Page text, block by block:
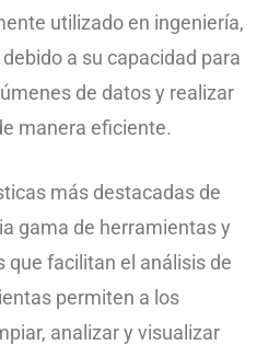
utilizado en ingeniería,
a su capacidad para
de datos y realizar
manera eficiente.
más destacadas de
gama de herramientas y
que facilitan el análisis de
permiten a los
analizar y visualizar